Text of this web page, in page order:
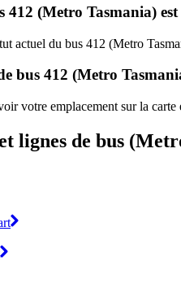
412 (Metro Tasmania)
actuel du bus 412 (Metro
bus 412 (Metro
votre emplacement sur la
lignes de bus